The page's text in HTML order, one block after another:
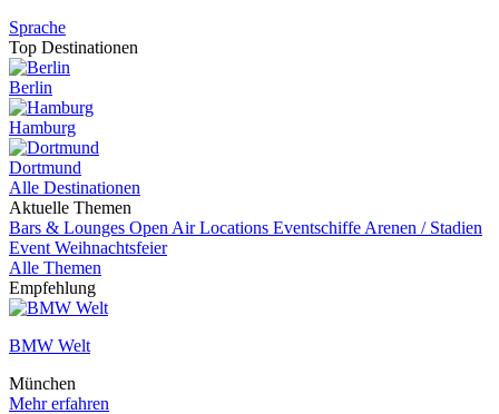
Sprache
Top Destinationen
Berlin
Hamburg
Dortmund
Alle Destinationen
Aktuelle Themen
Bars & Lounges Open Air Locations Eventschiffe Arenen / Stadien
Event Weihnachtsfeier
Alle Themen
Empfehlung
BMW Welt
München
Mehr erfahren